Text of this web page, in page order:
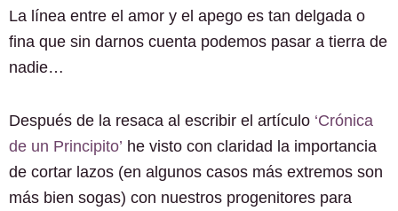
La línea entre el amor y el apego es tan delgada o
fina que sin darnos cuenta podemos pasar a tierra de
nadie…
Después de la resaca al escribir el artículo ‘Crónica
de un Principito’ he visto con claridad la importancia
de cortar lazos (en algunos casos más extremos son
más bien sogas) con nuestros progenitores para